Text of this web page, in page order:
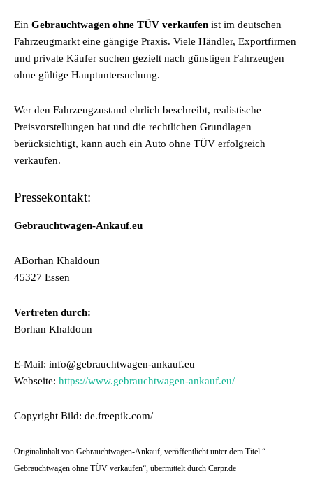
Ein Gebrauchtwagen ohne TÜV verkaufen ist im deutschen
Fahrzeugmarkt eine gängige Praxis. Viele Händler, Exportfirmen
und private Käufer suchen gezielt nach günstigen Fahrzeugen
ohne gültige Hauptuntersuchung.
Wer den Fahrzeugzustand ehrlich beschreibt, realistische
Preisvorstellungen hat und die rechtlichen Grundlagen
berücksichtigt, kann auch ein Auto ohne TÜV erfolgreich
verkaufen.
Pressekontakt:
Gebrauchtwagen-Ankauf.eu
ABorhan Khaldoun
45327 Essen
Vertreten durch:
Borhan Khaldoun
E-Mail: info@gebrauchtwagen-ankauf.eu
Webseite: https://www.gebrauchtwagen-ankauf.eu/
Copyright Bild: de.freepik.com/
Originalinhalt von Gebrauchtwagen-Ankauf, veröffentlicht unter dem Titel “
Gebrauchtwagen ohne TÜV verkaufen“, übermittelt durch Carpr.de